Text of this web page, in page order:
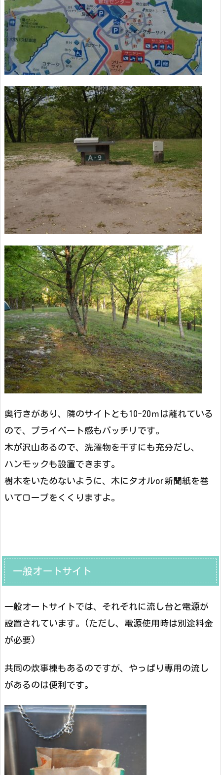
奥行きがあり、隣のサイトとも10-20ｍは離れている
ので、プライベート感もバッチリです。
木が沢山あるので、洗濯物を干すにも充分だし、
ハンモックも設置できます。
樹木をいためないように、木にタオルor新聞紙を巻
いてロープをくくりますよ。
一般オートサイト
一般オートサイトでは、それぞれに流し台と電源が
設置されています。(ただし、電源使用時は別途料金
が必要)
共同の炊事棟もあるのですが、やっぱり専用の流し
があるのは便利です。